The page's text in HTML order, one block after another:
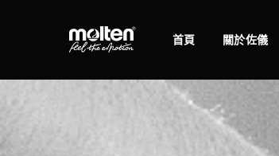
首頁 關於佐儀